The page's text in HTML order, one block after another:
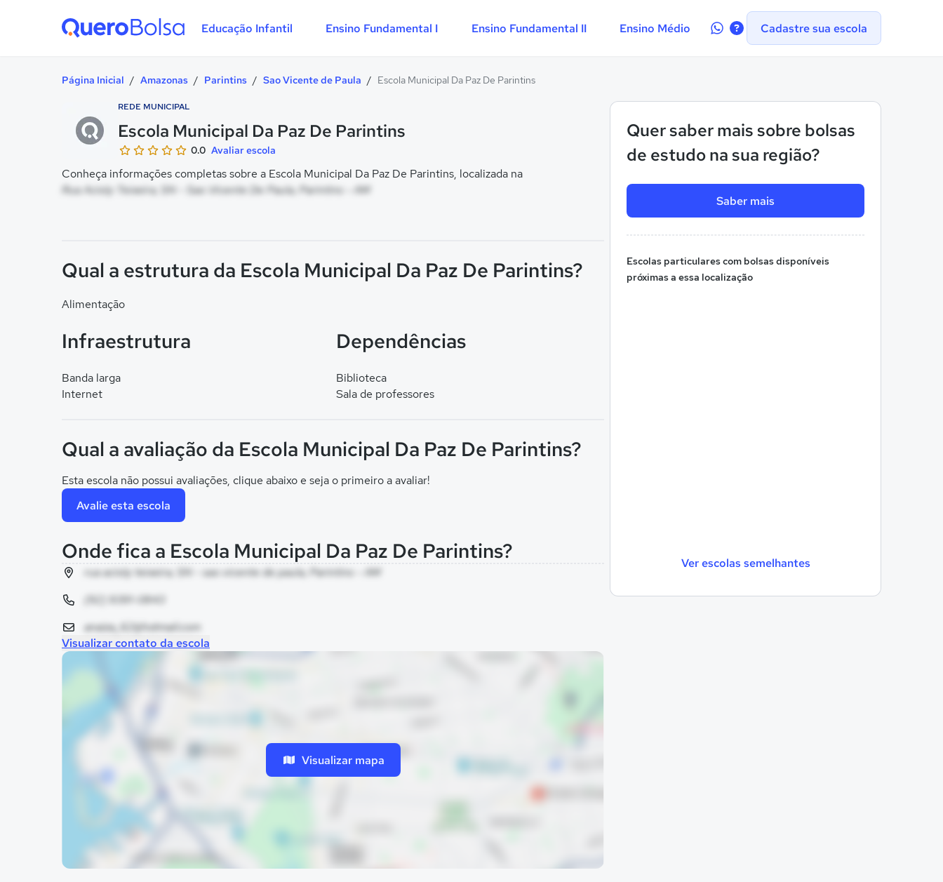
Educação Infantil Ensino Fundamental I Ensino Fundamental II Ensino Médio
Contate-Cadastre sua escola
Página Inicial / Amazonas / Parintins / Sao Vicente de Paula / Escola Municipal Da Paz De Parintins
REDE MUNICIPAL
Escola Municipal Da Paz De Parintins
0.0 Avaliar escola
Conheça informações completas sobre a Escola Municipal Da Paz De Parintins, localizada na
Rua Acioly Teixeira, SN - Sao Vicente De Paula, Parintins - AM
Quer saber mais sobre bolsas
de estudo na sua região?
Saber mais
Escolas particulares com bolsas disponíveis
próximas a essa localização
Ver escolas semelhantes
Qual a estrutura da Escola Municipal Da Paz De Parintins?
Alimentação
Infraestrutura
Banda larga
Internet
Dependências
Biblioteca
Sala de professores
Qual a avaliação da Escola Municipal Da Paz De Parintins?
Esta escola não possui avaliações, clique abaixo e seja o primeiro a avaliar!
Avalie esta escola
Onde fica a Escola Municipal Da Paz De Parintins?
rua acioly teixeira, SN - sao vicente de paula, Parintins - AM
(92) 9391-0843
anaiza_62@hotmail.com
Visualizar contato da escola
Visualizar mapa